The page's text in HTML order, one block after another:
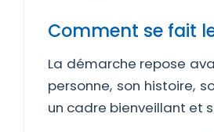
Comment se fait
La démarche repose
personne, son histoire,
un cadre bienveillant et